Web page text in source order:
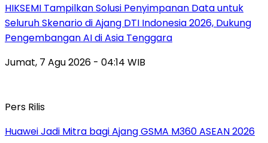
HIKSEMI Tampilkan Solusi Penyimpanan Data untuk
Seluruh Skenario di Ajang DTI Indonesia 2026, Dukung
Pengembangan AI di Asia Tenggara
Jumat, 7 Agu 2026 - 04:14 WIB
Pers Rilis
Huawei Jadi Mitra bagi Ajang GSMA M360 ASEAN 2026